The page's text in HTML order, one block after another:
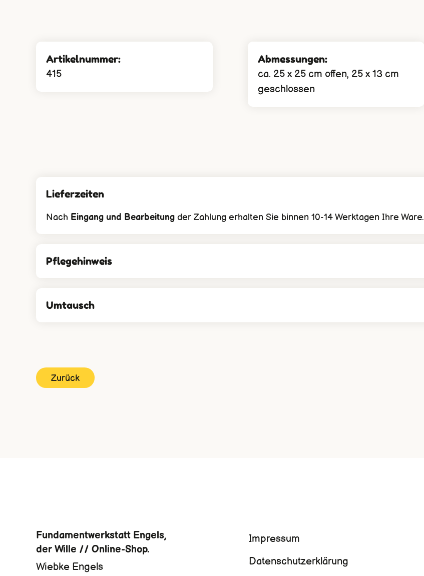
Artikelnummer:
415
Abmessungen:
ca. 25 x 25 cm offen, 25 x 13 cm
geschlossen
Lieferzeiten
Nach Eingang und Bearbeitung der Zahlung erhalten Sie binnen 10-14 Werktagen Ihre Ware.
Pflegehinweis
Umtausch
Zurück
Fundamentwerkstatt Engels,
der Wille // Online-Shop.
Wiebke Engels
Navigation
Impressum
Datenschutzerklärung